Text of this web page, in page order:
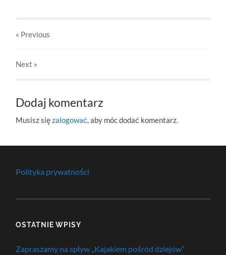
« Previous
Next »
Dodaj komentarz
Musisz sięzalogować, aby móc dodać komentarz.
Polityka prywatności
OSTATNIE WPISY
Zapraszamy na spływ „Kajakiem pośród dziejów”